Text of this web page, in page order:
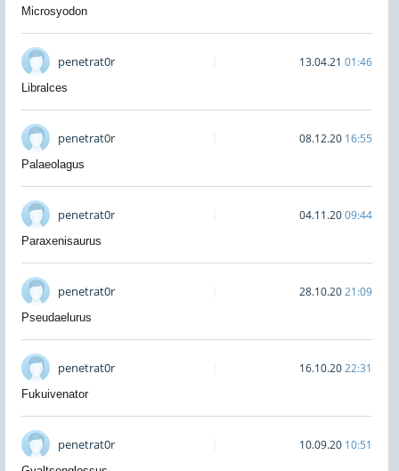
Microsyodon
penetrat0r 13.04.21 01:46
Libralces
penetrat0r 08.12.20 16:55
Palaeolagus
penetrat0r 04.11.2009:44
Paraxenisaurus
penetrat0r 28.10.2021:09
Pseudaelurus
penetrat0r 16.10.2022:31
Fukuivenator
penetrat0r 10.09.20 10:51